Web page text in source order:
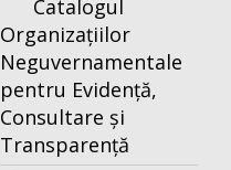
Catalogul
Organizațiilor
Neguvernamentale
pentru Evidență,
Consultare și
Transparență